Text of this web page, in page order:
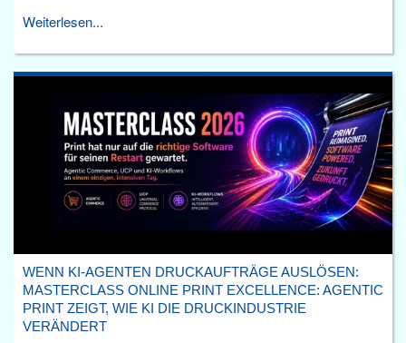
Weiterlesen...
WENN KI-AGENTEN DRUCKAUFTRÄGE AUSLÖSEN:
MASTERCLASS ONLINE PRINT EXCELLENCE: AGENTIC
PRINT ZEIGT, WIE KI DIE DRUCKINDUSTRIE
VERÄNDERT